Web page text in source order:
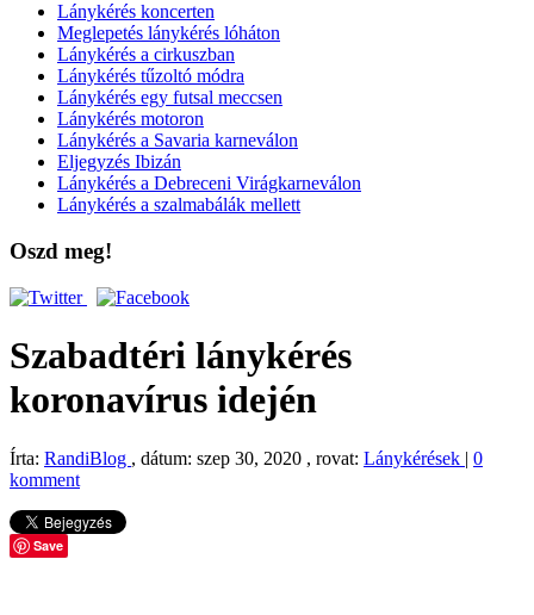
Lánykérés koncerten
Meglepetés lánykérés lóháton
Lánykérés a cirkuszban
Lánykérés tűzoltó módra
Lánykérés egy futsal meccsen
Lánykérés motoron
Lánykérés a Savaria karneválon
Eljegyzés Ibizán
Lánykérés a Debreceni Virágkarneválon
Lánykérés a szalmabálák mellett
Oszd meg!
Szabadtéri lánykérés
koronavírus idején
Írta: RandiBlog , dátum: szep 30, 2020 , rovat: Lánykérések | 0
komment
Save